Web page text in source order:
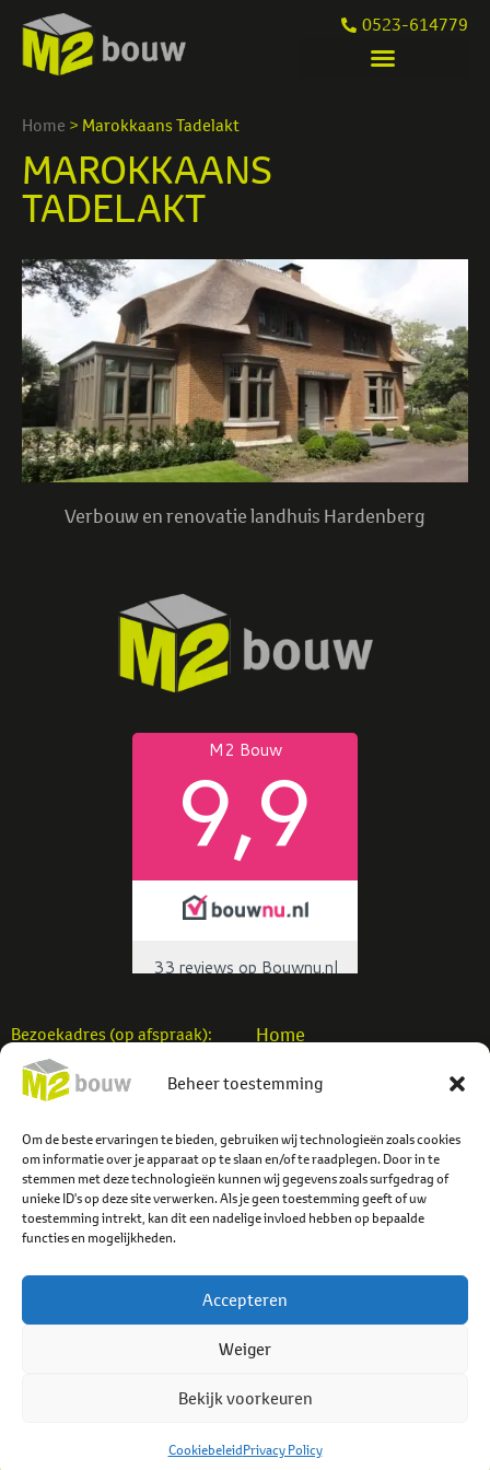
Beheer toestemming
Om de beste ervaringen te bieden, gebruiken wij technologieën zoals cookies
om informatie over je apparaat op te slaan en/of te raadplegen. Door in te
stemmen met deze technologieën kunnen wij gegevens zoals surfgedrag of
unieke ID's op deze site verwerken. Als je geen toestemming geeft of uw
toestemming intrekt, kan dit een nadelige invloed hebben op bepaalde
functies en mogelijkheden.
Accepteren
Weiger
Bekijk voorkeuren
CookiebeleidPrivacy Policy
0523-614779
Home > Marokkaans Tadelakt
MAROKKAANS
TADELAKT
Verbouw en renovatie landhuis Hardenberg
Bezoekadres (op afspraak):
M2 Bouw b.v.
Einsteinstraat 7
info@m2bouw.nl
Tel:0523-614779
Home
Utiliteitsbouw
Projecten
Contact